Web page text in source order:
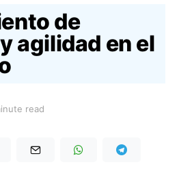
de
agilidad en el
read